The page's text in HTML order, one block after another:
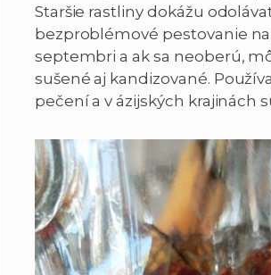
Staršie rastliny dokážu
bezproblémové pestovanie
septembri a ak sa neoberú,
sušené aj kandizované.
pečení a v ázijských krajinách